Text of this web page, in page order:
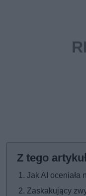
Jak AI oceniała
Zaskakujący